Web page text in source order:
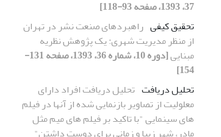
37، 1393، صفحه 93-118]
تحقیق کیفی راهبردهای صنعت نشر در تهران
از منظر مدیریت شهری: یک پژوهش نظریه‌
مبنایی
[دوره 10، شماره 36، 1393، صفحه 131-
154]
تحلیل دریافت تحلیل دریافت افراد دارای
معلولیت از تصاویر بازنمایی شده از آنها در فیلم
های سینمایی "با تاکید بر فیلم های میم مثل
مادر، شهر زیبا و زمانی برای دوست داشتن"